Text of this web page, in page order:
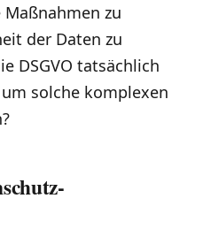
zu
der Daten zu
DSGVO tatsächlich
solche komplexen